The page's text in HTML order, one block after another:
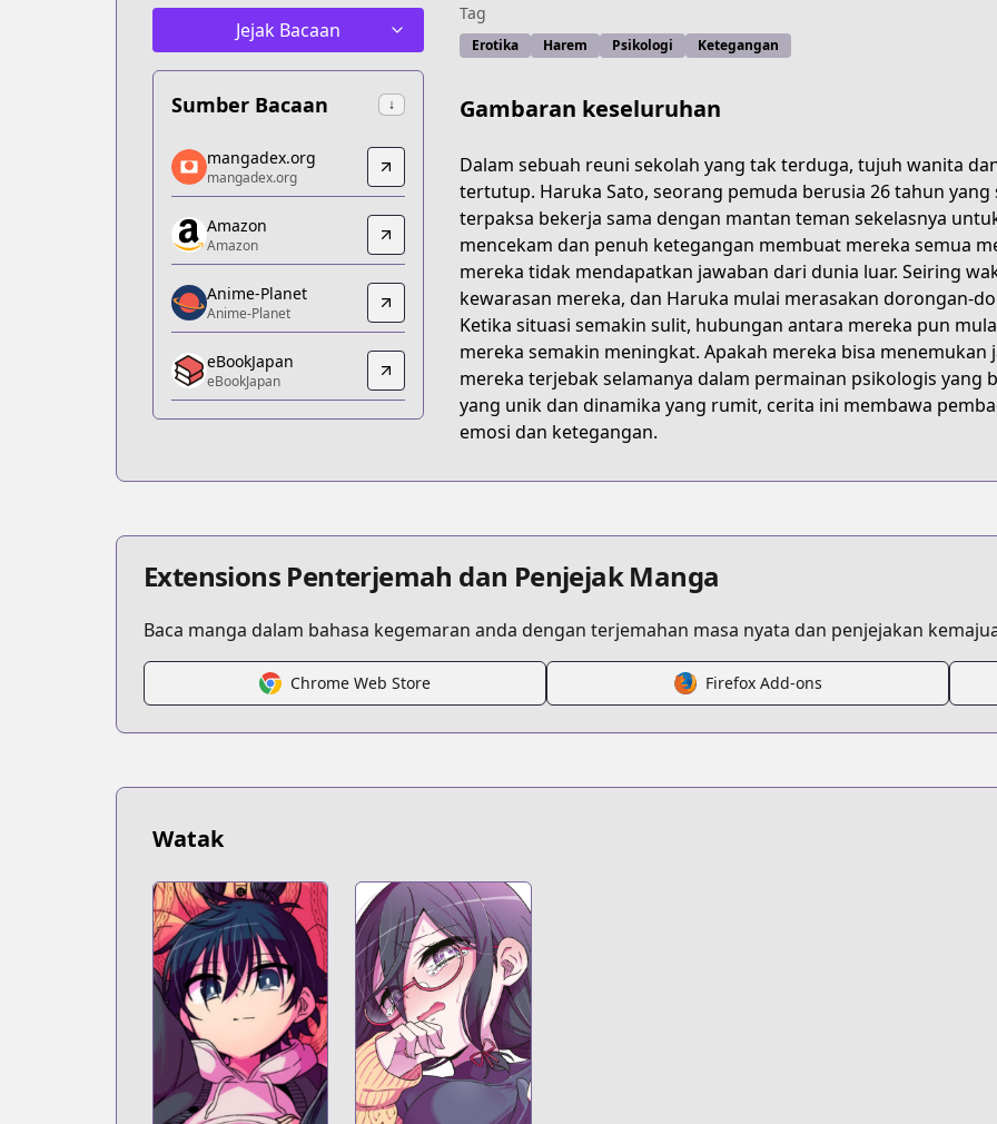
Jejak Bacaan
Sumber Bacaan ↓
mangadex.org
mangadex.org
https://mangadex.org/title/564046e1-2919-4f8b-93cc-907b36256534
Amazon
Amazon
https://www.amazon.co.jp/dp/B0B9625KWF
Anime-Planet
Anime-Planet
https://www.anime-planet.com/manga/boku-wa-kimitachi-wo-shihai-suru
eBookJapan
eBookJapan
https://ebookjapan.yahoo.co.jp/books/704647
Kitsu
CDJapan
CDJapan
https://www.anime-planet.com/manga/https://www.cdjapan.co.jp/product/NEOBK-2737395
MangaUpdates
MangaUpdates
Book☆Walker
https://bookwalker.jp/series/361066
mangadex.org
mangadex.org
Amazon
Amazon
Anime-Planet
Anime-Planet
eBookJapan
eBookJapan
Tag
Erotika Harem Psikologi Ketegangan
Gambaran keseluruhan
Dalam sebuah reuni sekolah yang tak terduga, tujuh wanita
tertutup. Haruka Sato, seorang pemuda berusia 26 tahun
terpaksa bekerja sama dengan mantan teman sekelasnya
mencekam dan penuh ketegangan membuat mereka semua
mereka tidak mendapatkan jawaban dari dunia luar. Seiring
kewarasan mereka, dan Haruka mulai merasakan dorongan-
Ketika situasi semakin sulit, hubungan antara mereka pun
mereka semakin meningkat. Apakah mereka bisa
mereka terjebak selamanya dalam permainan psikologis yang
yang unik dan dinamika yang rumit, cerita ini membawa
emosi dan ketegangan.
Extensions Penterjemah dan Penjejak Manga
Baca manga dalam bahasa kegemaran anda dengan terjemahan masa nyata dan penjejakan
Chrome Web Store Firefox Add-ons
Watak